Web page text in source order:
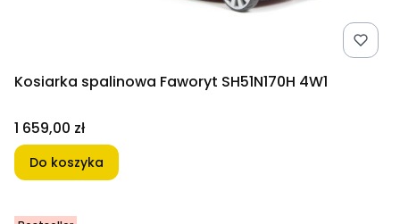
Kosiarka spalinowa Faworyt SH51N170H 4W1
Cena
1 659,00 zł
Do koszyka